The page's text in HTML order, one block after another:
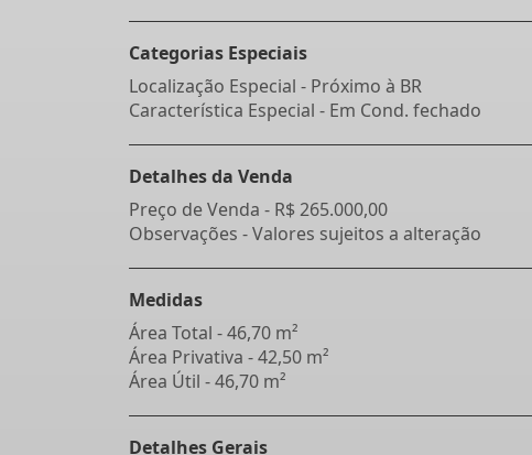
Categorias Especiais
Localização Especial - Próximo à BR
Característica Especial - Em Cond. fechado
Detalhes da Venda
Preço de Venda - R$ 265.000,00
Observações - Valores sujeitos a alteração
Medidas
Área Total - 46,70 m²
Área Privativa - 42,50 m²
Área Útil - 46,70 m²
Detalhes Gerais